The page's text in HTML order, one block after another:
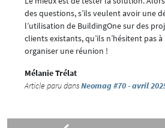
des questions, s’ils veulent avoir une
l’utilisation de BuildingOne sur des
clients existants, qu’ils n’hésitent pas
organiser une réunion !
Mélanie Trélat
Article paru dansNeomag #70 - avril